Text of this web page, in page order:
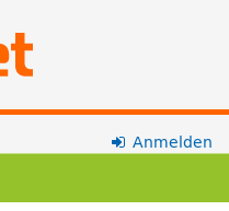
Anmelden